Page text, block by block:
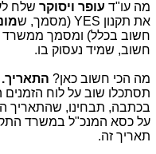
מה עו"ד עופר ויסוקר שלח
את תקנון YES (מסמך, ש
חשוב, שמיד נעסוק בו.
מה הכי חשוב כאן? התאריך.
תסתכלו שוב על לוח
בכתבה, תבחינו, שהתאריך
על כסא המנכ"ל במשרד
תאריך זה.